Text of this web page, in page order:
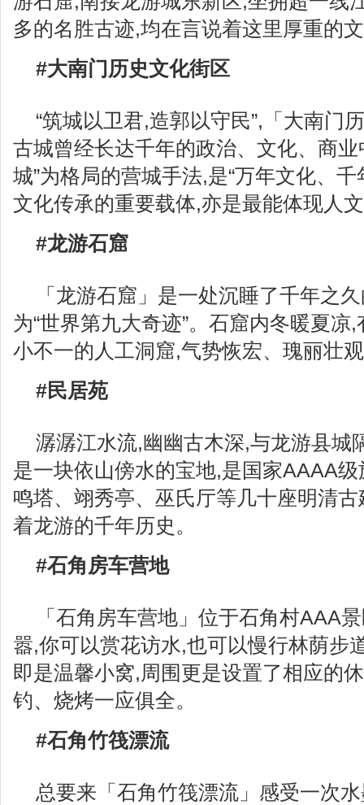
多的名胜古迹,均在言说着这里厚重的
#大南门历史文化街区
“筑城以卫君,造郭以守民”,「大南门
古城曾经长达千年的政治、文化、商业
城”为格局的营城手法,是“万年文化、
文化传承的重要载体,亦是最能体现人
#龙游石窟
「龙游石窟」是一处沉睡了千年之
为“世界第九大奇迹”。石窟内冬暖夏
小不一的人工洞窟,气势恢宏、瑰丽壮
#民居苑
潺潺江水流,幽幽古木深,与龙游县城
是一块依山傍水的宝地,是国家AAAA
鸣塔、翊秀亭、巫氏厅等几十座明清
着龙游的千年历史。
#石角房车营地
「石角房车营地」位于石角村AAA
嚣,你可以赏花访水,也可以慢行林荫步
即是温馨小窝,周围更是设置了相应的
钓、烧烤一应俱全。
#石角竹筏漂流
总要来「石角竹筏漂流」感受一次